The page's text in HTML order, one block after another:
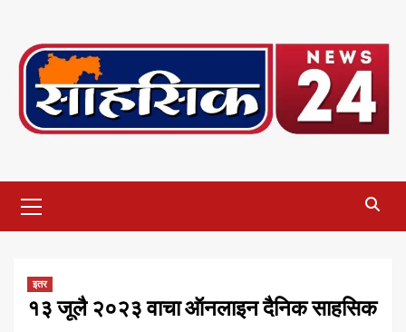
content
Menu
इतर
१३ जूलै २०२३ वाचा ऑनलाइन दैनिक साहसिक